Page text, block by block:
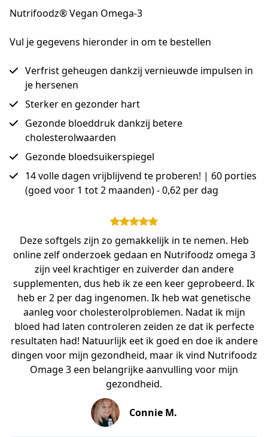
Nutrifoodz® Vegan Omega-3
Vul je gegevens hieronder in om te bestellen
Verfrist geheugen dankzij vernieuwde impulsen in
je hersenen
Sterker en gezonder hart
Gezonde bloeddruk dankzij betere
cholesterolwaarden
Gezonde bloedsuikerspiegel
14 volle dagen vrijblijvend te proberen! | 60 porties
(goed voor 1 tot 2 maanden) - 0,62 per dag
Deze softgels zijn zo gemakkelijk in te nemen. Heb
online zelf onderzoek gedaan en Nutrifoodz omega 3
zijn veel krachtiger en zuiverder dan andere
supplementen, dus heb ik ze een keer geprobeerd. Ik
heb er 2 per dag ingenomen. Ik heb wat genetische
aanleg voor cholesterolproblemen. Nadat ik mijn
bloed had laten controleren zeiden ze dat ik perfecte
resultaten had! Natuurlijk eet ik goed en doe ik andere
dingen voor mijn gezondheid, maar ik vind Nutrifoodz
Omage 3 een belangrijke aanvulling voor mijn
gezondheid.
Connie M.